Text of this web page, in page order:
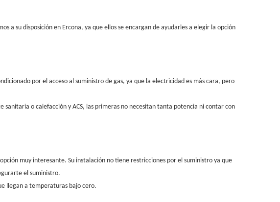
a su disposición en Ercona, ya que ellos se encargan de ayudarles a elegir la opción
por el acceso al suministro de gas, ya que la electricidad es más cara, pero
o calefacción y ACS, las primeras no necesitan tanta potencia ni contar con
muy interesante. Su instalación no tiene restricciones por el suministro ya que
el suministro.
llegan a temperaturas bajo cero.